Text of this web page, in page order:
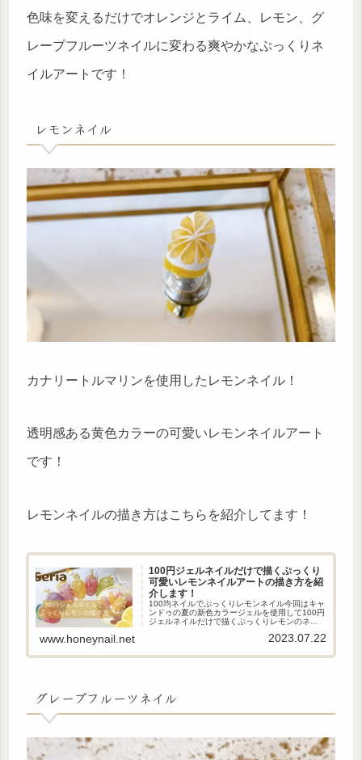
色味を変えるだけでオレンジとライム、レモン、グ
レープフルーツネイルに変わる爽やかなぷっくりネ
イルアートです！
レモンネイル
カナリートルマリンを使用したレモンネイル！
透明感ある黄色カラーの可愛いレモンネイルアート
です！
レモンネイルの描き方はこちらを紹介してます！
100円ジェルネイルだけで描くぷっくり
可愛いレモンネイルアートの描き方を紹
介します！
100均ネイルでぷっくりレモンネイル今回はキャ
ンドゥの夏の新色カラージェルを使用して100円
ジェルネイルだけで描くぷっくりレモンのネイ
っくりアートがおしゃれな可愛いレモンのネイ
www.honeynail.net 2023.07.22
グレープフルーツネイル